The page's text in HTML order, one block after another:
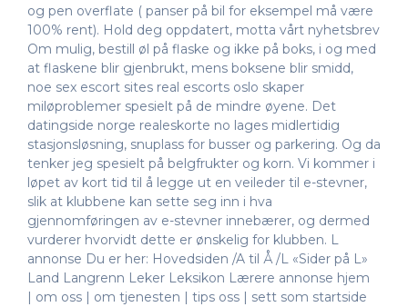
og pen overflate ( panser på bil for eksempel må være
100% rent). Hold deg oppdatert, motta vårt nyhetsbrev
Om mulig, bestill øl på flaske og ikke på boks, i og med
at flaskene blir gjenbrukt, mens boksene blir smidd,
noe sex escort sites real escorts oslo skaper
miløproblemer spesielt på de mindre øyene. Det
datingside norge realeskorte no lages midlertidig
stasjonsløsning, snuplass for busser og parkering. Og da
tenker jeg spesielt på belgfrukter og korn. Vi kommer i
løpet av kort tid til å legge ut en veileder til e-stevner,
slik at klubbene kan sette seg inn i hva
gjennomføringen av e-stevner innebærer, og dermed
vurderer hvorvidt dette er ønskelig for klubben. L
annonse Du er her: Hovedsiden /A til Å /L «Sider på L»
Land Langrenn Leker Leksikon Lærere annonse hjem
| om oss | om tjenesten | tips oss | sett som startside